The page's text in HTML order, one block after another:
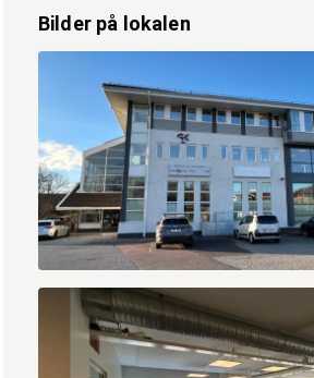
Bilder på lokalen
IMG_2026.jpg